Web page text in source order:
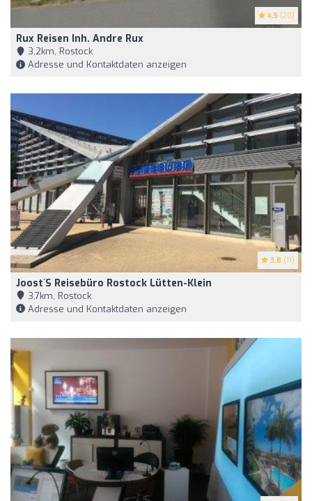
4.5 (20)
Rux Reisen Inh. Andre Rux
3,2km, Rostock
Adresse und Kontaktdaten anzeigen
3.8 (11)
Joost´s Reisebüro Rostock Lütten-Klein
3,7km, Rostock
Adresse und Kontaktdaten anzeigen